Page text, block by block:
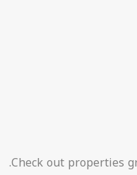
Check out properties